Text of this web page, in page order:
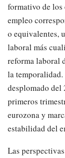
formativo de los
empleo
o equivalentes,
laboral más
reforma laboral
la temporalidad.
desplomado
primeros
eurozona y
estabilidad del
Las